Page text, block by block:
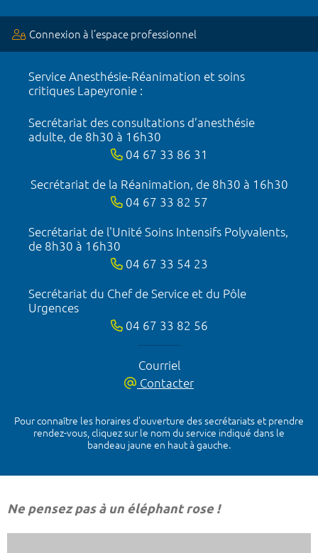
Connexion à l’espace professionnel
Service Anesthésie-Réanimation et soins
critiques Lapeyronie :
Secrétariat des consultations d’anesthésie
adulte, de 8h30 à 16h30
04 67 33 86 31
Secrétariat de la Réanimation, de 8h30 à 16h30
04 67 33 82 57
Secrétariat de l'Unité Soins Intensifs Polyvalents,
de 8h30 à 16h30
04 67 33 54 23
Secrétariat du Chef de Service et du Pôle
Urgences
04 67 33 82 56
Courriel
Contacter
Pour connaître les horaires d’ouverture des secrétariats et prendre
rendez-vous, cliquez sur le nom du service indiqué dans le
bandeau jaune en haut à gauche.
Ne pensez pas à un éléphant rose !